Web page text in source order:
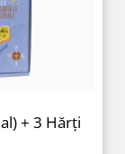
+ 3 Hărți